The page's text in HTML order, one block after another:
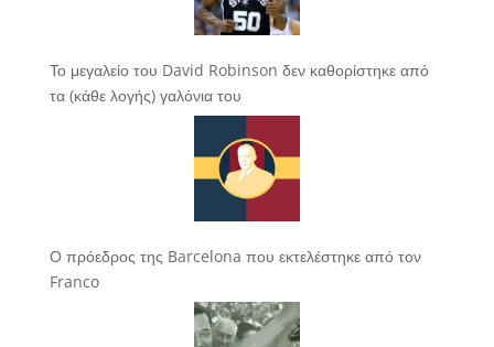
Το μεγαλείο του David Robinson δεν καθορίστηκε από
τα (κάθε λογής) γαλόνια του
Ο πρόεδρος της Barcelona που εκτελέστηκε από τον
Franco